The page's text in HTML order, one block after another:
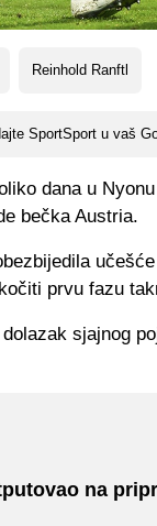
Reinhold Ranftl
SportSport u vaš
dana u
bečka Austria.
prvu fazu
sjajnog
na